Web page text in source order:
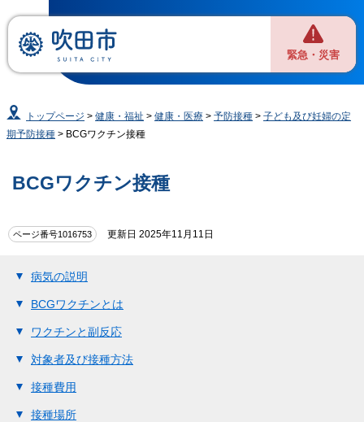
緊急・災害
トップページ >健康・福祉 >健康・医療 >予防接種 >子ども及び妊婦の定
期予防接種 > BCGワクチン接種
BCGワクチン接種
ページ番号1016753 更新日 2025年11月11日
病気の説明
BCGワクチンとは
ワクチンと副反応
対象者及び接種方法
接種費用
接種場所